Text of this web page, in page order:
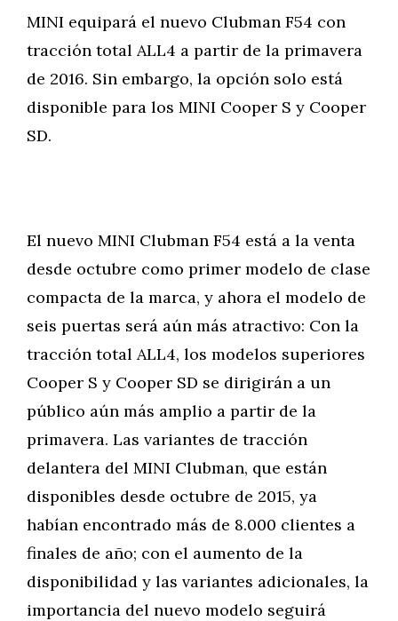
MINI equipará el nuevo Clubman F54 con
tracción total ALL4 a partir de la primavera
de 2016. Sin embargo, la opción solo está
disponible para los MINI Cooper S y Cooper
SD.
El nuevo MINI Clubman F54 está a la venta
desde octubre como primer modelo de clase
compacta de la marca, y ahora el modelo de
seis puertas será aún más atractivo: Con la
tracción total ALL4, los modelos superiores
Cooper S y Cooper SD se dirigirán a un
público aún más amplio a partir de la
primavera. Las variantes de tracción
delantera del MINI Clubman, que están
disponibles desde octubre de 2015, ya
habían encontrado más de 8.000 clientes a
finales de año; con el aumento de la
disponibilidad y las variantes adicionales, la
importancia del nuevo modelo seguirá